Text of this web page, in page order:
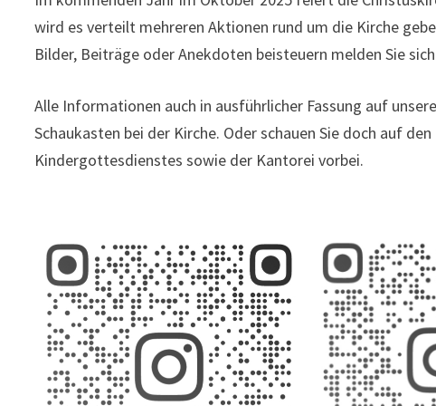
wird es verteilt mehreren Aktionen rund um die Kirche
Bilder, Beiträge oder Anekdoten beisteuern melden Sie
Alle Informationen auch in ausführlicher Fassung auf
Schaukasten bei der Kirche. Oder schauen Sie doch auf
Kindergottesdienstes sowie der Kantorei vorbei.